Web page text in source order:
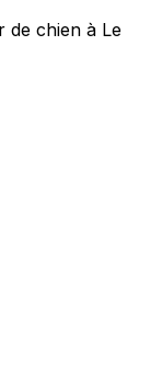
de chien à Le